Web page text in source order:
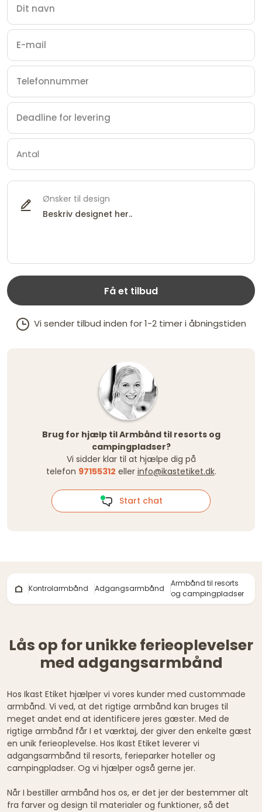
Ønsker til design
Få et tilbud
Vi sender tilbud inden for 1-2 timer i åbningstiden
Brug for hjælp til Armbånd til resorts og
campingpladser?
Vi sidder klar til at hjælpe dig på
telefon 97155312 eller info@ikastetiket.dk.
Start chat
Kontrolarmbånd Adgangsarmbånd
Armbånd til resorts
og campingpladser
Lås op for unikke ferieoplevelser
med adgangsarmbånd
Hos Ikast Etiket hjælper vi vores kunder med custommade
armbånd. Vi ved, at det rigtige armbånd kan bruges til
meget andet end at identificere jeres gæster. Med de
rigtige armbånd får I et værktøj, der giver den enkelte gæst
en unik ferieoplevelse. Hos Ikast Etiket leverer vi
adgangsarmbånd til resorts, ferieparker hoteller og
campingpladser. Og vi hjælper også gerne jer.
Når I bestiller armbånd hos os, er det jer der bestemmer alt
fra farver og design til materialer og funktioner, så det